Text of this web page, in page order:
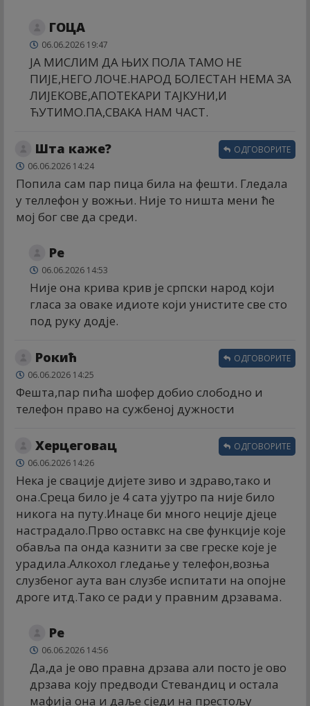
ГОЦА
06.06.2026 19:47
ЈА МИСЛИМ ДА ЊИХ ПОЛА ТАМО НЕ
ПИЈЕ,НЕГО ЛОЧЕ.НАРОД БОЛЕСТАН НЕМА ЗА
ЛИЈЕКОВЕ,АПОТЕКАРИ ТАЈКУНИ,И
ЋУТИМО.ПА,СВАКА НАМ ЧАСТ.
Шта каже?
06.06.2026 14:24
Попила сам пар пица била на фешти. Гледала
у теллефон у вожњи. Није то ништа мени ће
мој бог све да среди.
ОДГОВОРИТЕ
Ре
06.06.2026 14:53
Није она крива крив је српски народ који
гласа за оваке идиоте који унистите све сто
под руку додје.
Рокић
06.06.2026 14:25
Фешта,пар пића шофер добио слободно и
телефон право на сужбеној дужности
ОДГОВОРИТЕ
Херцеговац
06.06.2026 14:26
Нека је свације дијете зиво и здраво,тако и
она.Среца било је 4 сата ујутро па није било
никога на путу.Инаце би много неције дјеце
настрадало.Прво оставкс на све функције које
обавља па онда казнити за све греске које је
урадила.Алкохол гледање у телефон,возња
слузбеног аута ван слузбе испитати на опојне
дроге итд.Тако се ради у правним дрзавама.
ОДГОВОРИТЕ
Ре
06.06.2026 14:56
Да,да је ово правна дрзава али посто је ово
дрзава коју предводи Стевандиц и остала
мафија она и даље сједи на престољу